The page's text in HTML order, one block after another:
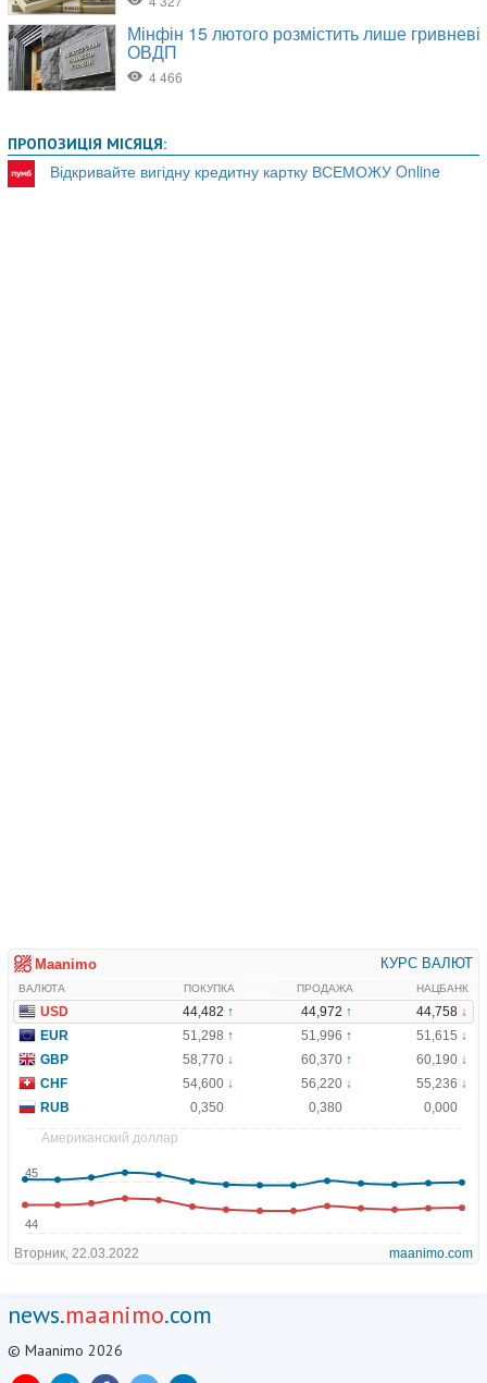
ПРОПОЗИЦІЯ МІСЯЦЯ:
Відкривайте вигідну кредитну картку ВСЕМОЖУ Online
news.maanimo.com
© Maanimo 2026